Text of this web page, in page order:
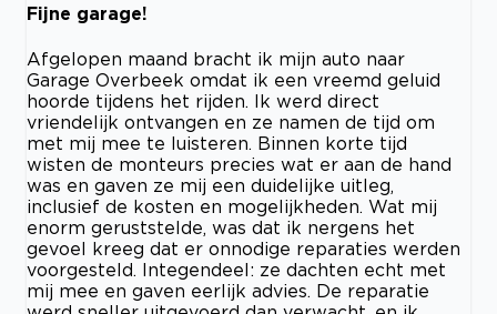
Fijne garage!
Afgelopen maand bracht ik mijn auto naar
Garage Overbeek omdat ik een vreemd geluid
hoorde tijdens het rijden. Ik werd direct
vriendelijk ontvangen en ze namen de tijd om
met mij mee te luisteren. Binnen korte tijd
wisten de monteurs precies wat er aan de hand
was en gaven ze mij een duidelijke uitleg,
inclusief de kosten en mogelijkheden. Wat mij
enorm geruststelde, was dat ik nergens het
gevoel kreeg dat er onnodige reparaties werden
voorgesteld. Integendeel: ze dachten echt met
mij mee en gaven eerlijk advies. De reparatie